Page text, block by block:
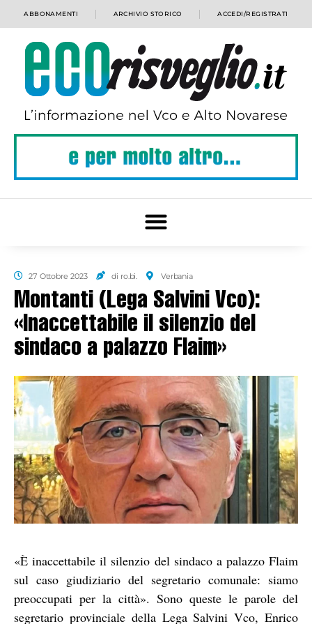
ABBONAMENTI ARCHIVIO STORICO ACCEDI/REGISTRATI
27 Ottobre 2023 di ro.bi. Verbania
Montanti (Lega Salvini Vco):
«Inaccettabile il silenzio del
sindaco a palazzo Flaim»
«È inaccettabile il silenzio del sindaco a palazzo Flaim
sul caso giudiziario del segretario comunale: siamo
preoccupati per la città». Sono queste le parole del
segretario provinciale della Lega Salvini Vco, Enrico